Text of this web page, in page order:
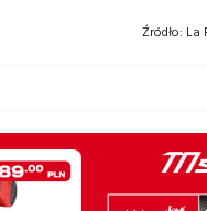
Źródło: La